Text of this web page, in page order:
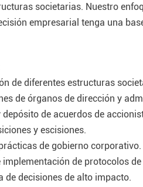
societarias. Nuestro
empresarial tenga una
de diferentes estructuras
de órganos de dirección y
de acuerdos de
y escisiones.
de gobierno corporativo.
de protocolos
de decisiones de alto impacto.